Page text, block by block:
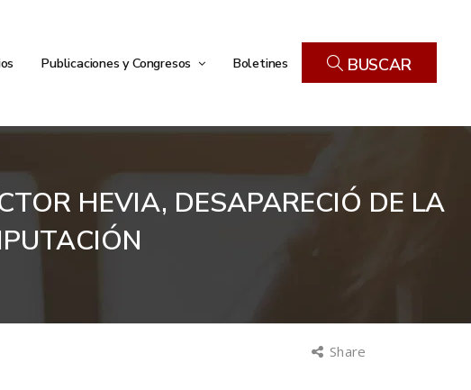
Publicaciones y Congresos Boletines BUSCAR
HEVIA, DESAPARECIÓ DE LA
Share